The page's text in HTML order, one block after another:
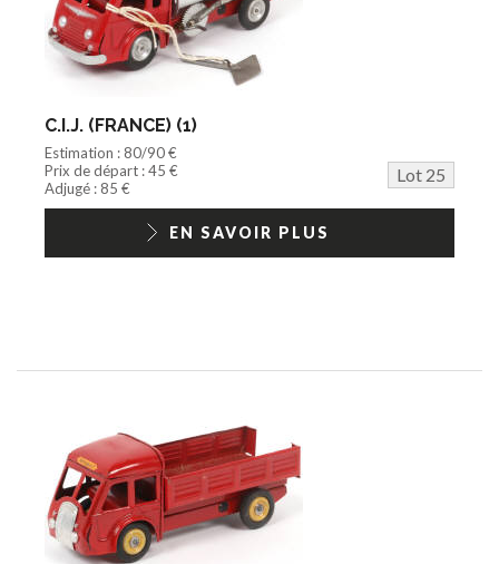
C.I.J. (FRANCE) (1)
Estimation : 80/90 €
Prix de départ : 45 €
Lot 25
Adjugé : 85 €
EN SAVOIR PLUS